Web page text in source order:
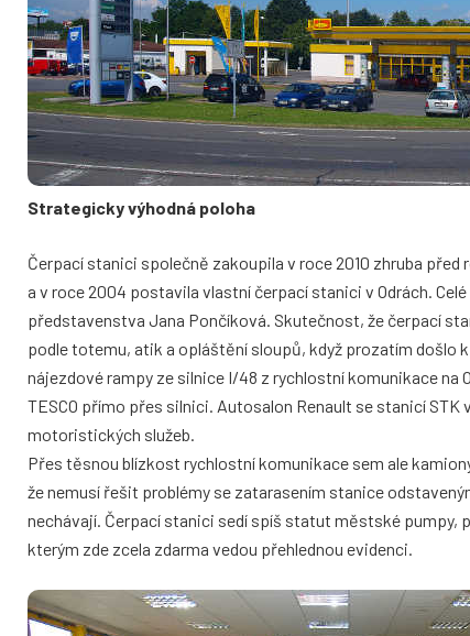
Strategicky výhodná poloha
Čerpací stanici společně zakoupila v roce 2010 zhruba
a v roce 2004 postavila vlastní čerpací stanici v Odrách.
představenstva Jana Pončíková. Skutečnost, že čerpací
podle totemu, atik a opláštění sloupů, když prozatím došlo
nájezdové rampy ze silnice I/48 z rychlostní komunikace na
TESCO přímo přes silnici. Autosalon Renault se stanicí
motoristických služeb.
Přes těsnou blízkost rychlostní komunikace sem ale
že nemusí řešit problémy se zatarasením stanice
nechávají. Čerpací stanici sedí spíš statut městské pumpy,
kterým zde zcela zdarma vedou přehlednou evidenci.